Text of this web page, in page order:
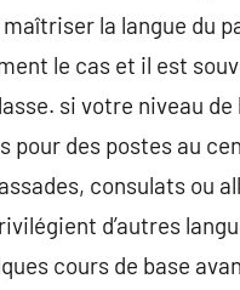
la langue du
le cas et il est
si votre niveau
pour des postes au
consulats ou
d’autres
cours de base